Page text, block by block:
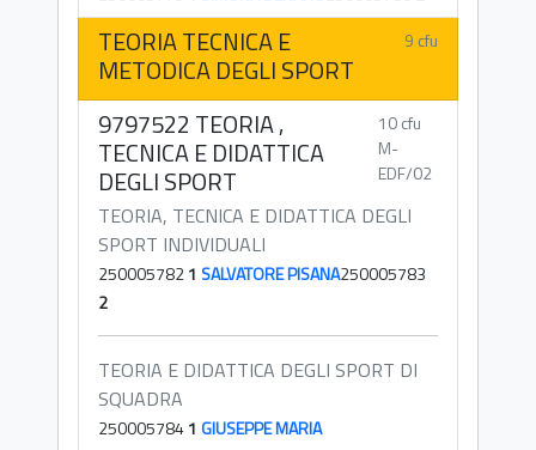
TEORIA TECNICA E
METODICA DEGLI SPORT
9 cfu
9797522 TEORIA ,
TECNICA E DIDATTICA
DEGLI SPORT
10 cfu
M-
EDF/02
TEORIA, TECNICA E DIDATTICA DEGLI
SPORT INDIVIDUALI
2500057821 SALVATORE PISANA250005783
2
TEORIA E DIDATTICA DEGLI SPORT DI
SQUADRA
2500057841 GIUSEPPE MARIA